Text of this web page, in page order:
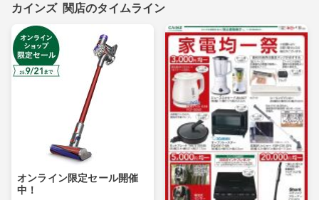
カインズ 関店のタイムライン
オンライン限定セール開催
中！